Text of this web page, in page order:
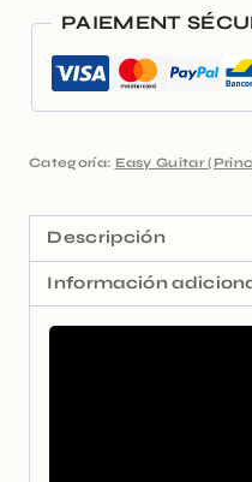
PAIEMENT
Categoría: Easy Guitar
Descripción
Información